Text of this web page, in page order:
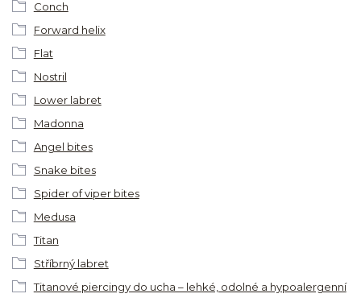
Conch
Forward helix
Flat
Nostril
Lower labret
Madonna
Angel bites
Snake bites
Spider of viper bites
Medusa
Titan
Stříbrný labret
Titanové piercingy do ucha – lehké, odolné a hypoalergenní